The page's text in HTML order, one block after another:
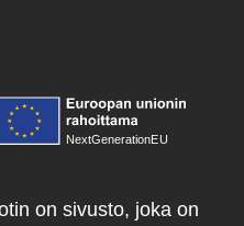
NextGenerationEU
on sivusto, joka on